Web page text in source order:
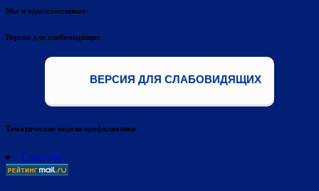
Мы в одноклассниках
Версия для слабовидящих
ВЕРСИЯ ДЛЯ СЛАБОВИДЯЩИХ
Тематические недели профилактики
Главная